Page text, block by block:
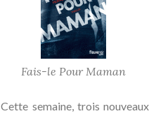
Fais-le Pour Maman
Cette semaine, trois